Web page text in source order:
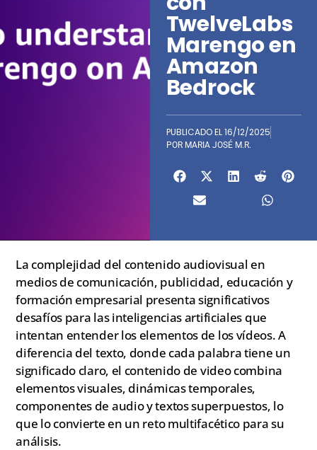
TwelveLabs
Marengo en
Amazon
Bedrock
PUBLICADO EL16/12/2025
POR MARIA JOSÉ M.R.
La complejidad del contenido audiovisual en
medios de comunicación, publicidad, educación y
formación empresarial presenta significativos
desafíos para las inteligencias artificiales que
intentan entender los elementos de los vídeos. A
diferencia del texto, donde cada palabra tiene un
significado claro, el contenido de video combina
elementos visuales, dinámicas temporales,
componentes de audio y textos superpuestos, lo
que lo convierte en un reto multifacético para su
análisis.